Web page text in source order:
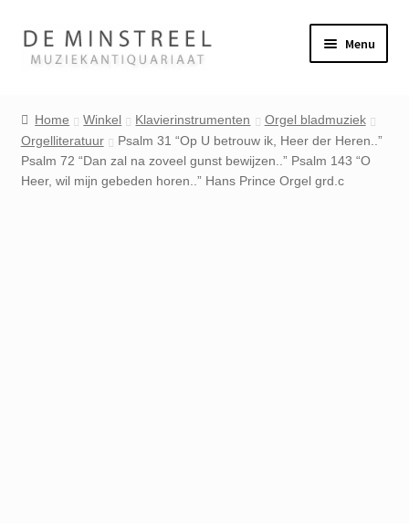
Ga
door
Ga
naar
Menu
Contact
Veel gestelde vragen
Home Winkel Klavierinstrumenten
Orgel bladmuziek
Orgelliteratuur
Psalm 31 “Op U betrouw ik, Heer der Heren..”
Psalm 72 “Dan zal na zoveel gunst bewijzen..” Psalm 143 “O
Heer, wil mijn gebeden horen..” Hans Prince Orgel grd.c